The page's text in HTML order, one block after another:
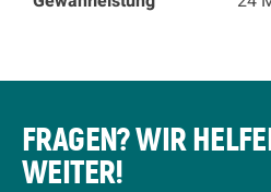
FRAGEN? WIR
WEITER!